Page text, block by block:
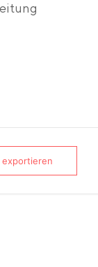
exportieren